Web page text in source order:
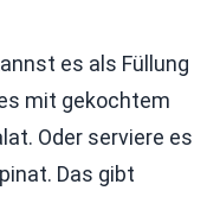
es als Füllung
mit gekochtem
Oder serviere es
Das gibt